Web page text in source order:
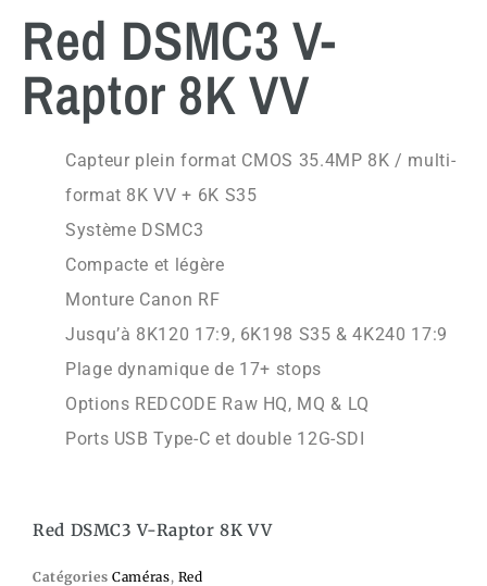
Red DSMC3 V-
Raptor 8K VV
Capteur plein format CMOS 35.4MP 8K / multi-
format 8K VV + 6K S35
Système DSMC3
Compacte et légère
Monture Canon RF
Jusqu’à 8K120 17:9, 6K198 S35 & 4K240 17:9
Plage dynamique de 17+ stops
Options REDCODE Raw HQ, MQ & LQ
Ports USB Type-C et double 12G-SDI
Red DSMC3 V-Raptor 8K VV
Catégories Caméras, Red